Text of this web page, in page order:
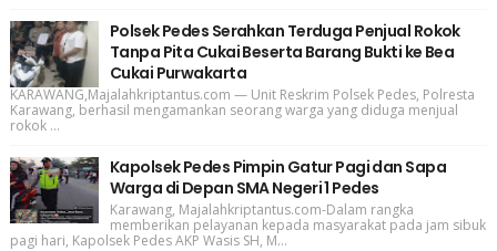
Polsek Pedes Serahkan Terduga Penjual Rokok
Tanpa Pita Cukai Beserta Barang Bukti ke Bea
Cukai Purwakarta
KARAWANG,Majalahkriptantus.com — Unit Reskrim Polsek Pedes, Polresta
Karawang, berhasil mengamankan seorang warga yang diduga menjual
rokok ...
Kapolsek Pedes Pimpin Gatur Pagi dan Sapa
Warga di Depan SMA Negeri 1 Pedes
Karawang, Majalahkriptantus.com-Dalam rangka
memberikan pelayanan kepada masyarakat pada jam sibuk
pagi hari, Kapolsek Pedes AKP Wasis SH, M...